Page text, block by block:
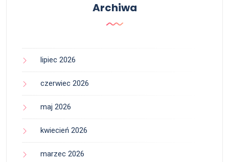
Archiwa
lipiec 2026
czerwiec 2026
maj 2026
kwiecień 2026
marzec 2026